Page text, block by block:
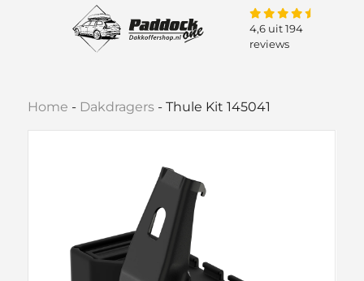
4,6 uit 194
reviews
Home - Dakdragers -Thule Kit 145041